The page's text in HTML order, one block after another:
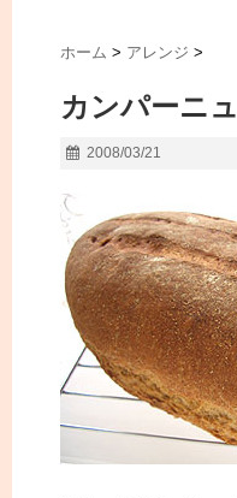
ホーム > アレンジ >
カンパーニュ
2008/03/21